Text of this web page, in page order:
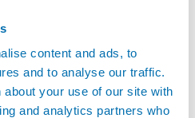
content and ads, to
and to analyse our traffic.
your use of our site with
and analytics partners who
ossido solido